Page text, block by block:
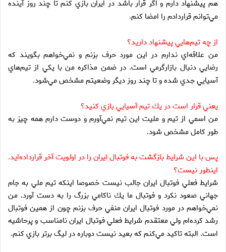
هم پيشنهاد دارم و اگر قرار باشد در ايران بازي كنم تا چند روز آينده
مي‌توانم قراردادم را امضا كنم.
از چه تيم‌هايي پيشنهاد داريد؟
من علاقه‌اي ندارم در اين مورد حرف بزنم و نمي‌خواهم بگويند كه
رضايي دنبال بازارگرمي است. در ضمن مذاكره من با يكي از تيم‌هاي
آسيايي جدي شده و تا چند روز ديگر وضعيتم مشخص مي‌شود.
يعني قرار است در يك تيم آسيايي بازي كنيد؟
من اسمي از تيم و مليت اين تيم نمي‌آورم و دوست دارم همه چيز به
طور كامل مشخص شود.
پس با اين شرايط بازگشت به فوتبال ايران را در اولويت آخر قرارداده‌ايد.
اينطور نيست؟
شرايط فعلي فوتبال ايران جالب نيست خصوصا اينكه تيم ملي به جام
جهاني صعود نكرد و فوتبال ما يك ناكامي بزرگ را به دست آورد. من
نمي‌خواهم در مورد فوتبال ايران منفي حرف بزنم چون از همين فوتبال
رشد كرده‌ام ولي معتقدم شرايط فعلي فوتبال ايران نامناسب و پرحاشيه
است. البته تاكيد مي‌كنم كه بعيد نيست دوباره در ليگ برتر بازي كنم.